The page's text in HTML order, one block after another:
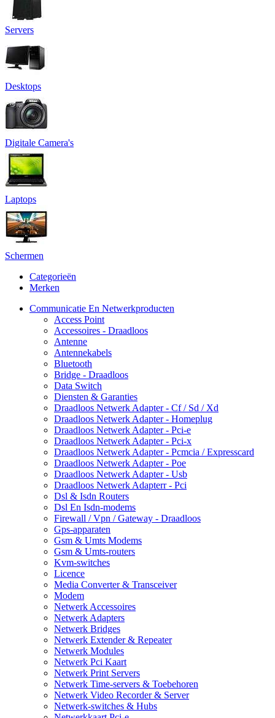
Servers
Desktops
Digitale Camera's
Laptops
Schermen
Categorieën
Merken
Communicatie En Netwerkproducten
Access Point
Accessoires - Draadloos
Antenne
Antennekabels
Bluetooth
Bridge - Draadloos
Data Switch
Diensten & Garanties
Draadloos Netwerk Adapter - Cf / Sd / Xd
Draadloos Netwerk Adapter - Homeplug
Draadloos Netwerk Adapter - Pci-e
Draadloos Netwerk Adapter - Pci-x
Draadloos Netwerk Adapter - Pcmcia / Expresscard
Draadloos Netwerk Adapter - Poe
Draadloos Netwerk Adapter - Usb
Draadloos Netwerk Adapterr - Pci
Dsl & Isdn Routers
Dsl En Isdn-modems
Firewall / Vpn / Gateway - Draadloos
Gps-apparaten
Gsm & Umts Modems
Gsm & Umts-routers
Kvm-switches
Licence
Media Converter & Transceiver
Modem
Netwerk Accessoires
Netwerk Adapters
Netwerk Bridges
Netwerk Extender & Repeater
Netwerk Modules
Netwerk Pci Kaart
Netwerk Print Servers
Netwerk Time-servers & Toebehoren
Netwerk Video Recorder & Server
Netwerk-switches & Hubs